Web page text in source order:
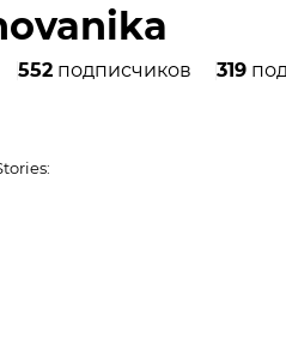
552 подписчиков 319